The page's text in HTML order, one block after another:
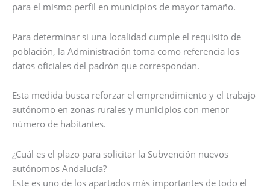
para el mismo perfil en municipios de mayor tamaño.
Para determinar si una localidad cumple el requisito de
población, la Administración toma como referencia los
datos oficiales del padrón que correspondan.
Esta medida busca reforzar el emprendimiento y el trabajo
autónomo en zonas rurales y municipios con menor
número de habitantes.
¿Cuál es el plazo para solicitar la Subvención nuevos
autónomos Andalucía?
Este es uno de los apartados más importantes de todo el